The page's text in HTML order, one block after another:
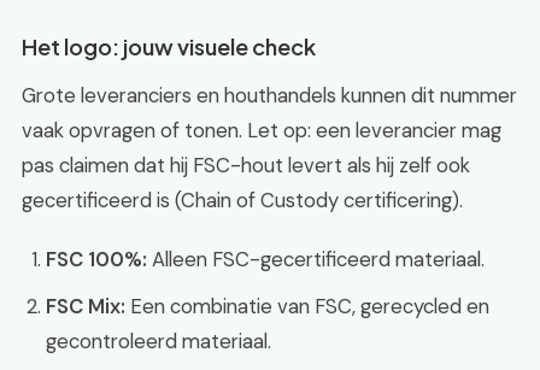
Het logo: jouw visuele check
Grote leveranciers en houthandels kunnen dit nummer
vaak opvragen of tonen. Let op: een leverancier mag
pas claimen dat hij FSC-hout levert als hij zelf ook
gecertificeerd is (Chain of Custody certificering).
FSC 100%: Alleen FSC-gecertificeerd materiaal.
FSC Mix: Een combinatie van FSC, gerecycled en
gecontroleerd materiaal.